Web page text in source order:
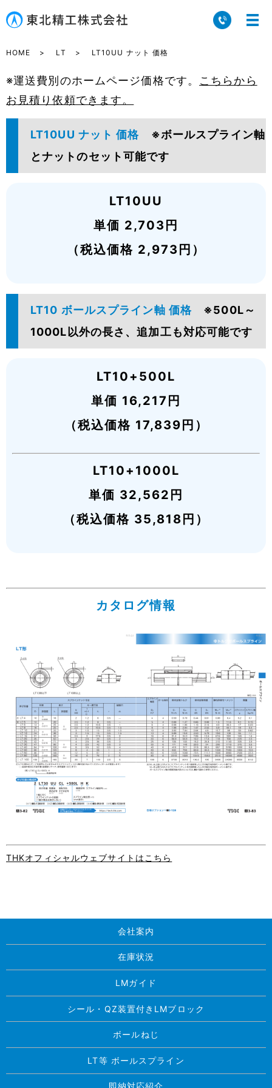
HOME LT LT10UU ナット 価格
※運送費別のホームページ価格です。 こちらから
お見積り依頼できます。
LT10UU ナット 価格 ※ボールスプライン軸
とナットのセット可能です
LT10UU
単価 2,703円
（税込価格 2,973円）
LT10 ボールスプライン軸 価格 ※500L～
1000L以外の長さ、追加工も対応可能です
LT10+500L
単価 16,217円
（税込価格 17,839円）
LT10+1000L
単価 32,562円
（税込価格 35,818円）
カタログ情報
THKオフィシャルウェブサイトはこちら
会社案内
在庫状況
LMガイド
シール・QZ装置付きLMブロック
ボールねじ
LT等 ボールスプライン